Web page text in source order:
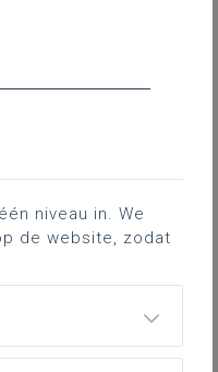
interessante
niveau in. We
de website, zodat